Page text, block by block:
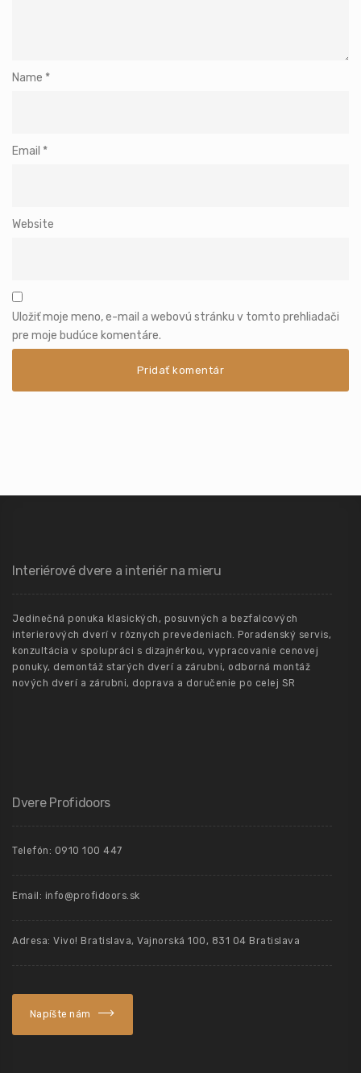
Name *
Email *
Website
Uložiť moje meno, e-mail a webovú stránku v tomto prehliadači
pre moje budúce komentáre.
Interiérové dvere a interiér na mieru
Jedinečná ponuka klasických, posuvných a bezfalcových
interierových dverí v rôznych prevedeniach. Poradenský servis,
konzultácia v spolupráci s dizajnérkou, vypracovanie cenovej
ponuky, demontáž starých dverí a zárubni, odborná montáž
nových dverí a zárubni, doprava a doručenie po celej SR
Dvere Profidoors
Telefón: 0910 100 447
Email: info@profidoors.sk
Adresa: Vivo! Bratislava, Vajnorská 100, 831 04 Bratislava
Napíšte nám